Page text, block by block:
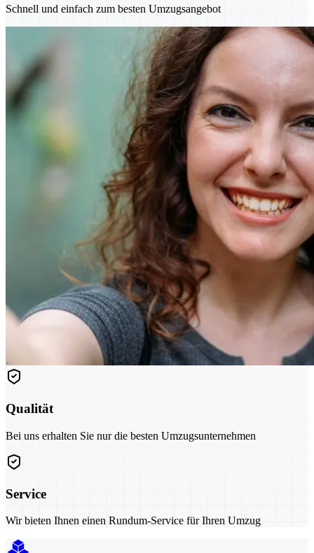
Schnell und einfach zum besten Umzugsangebot
Qualität
Bei uns erhalten Sie nur die besten Umzugsunternehmen
Service
Wir bieten Ihnen einen Rundum-Service für Ihren Umzug